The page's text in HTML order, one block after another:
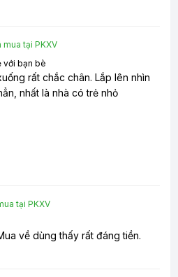
mua tại PKXV
với bạn bè
rất chắc chân. Lắp lên nhìn
nhất là nhà có trẻ nhỏ
tại PKXV
về dùng thấy rất đáng tiền.